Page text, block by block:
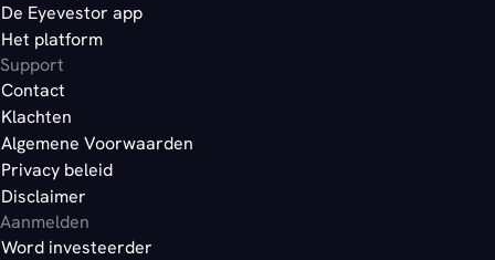
De Eyevestor app
Het platform
Support
Contact
Klachten
Algemene Voorwaarden
Privacy beleid
Disclaimer
Aanmelden
Word investeerder